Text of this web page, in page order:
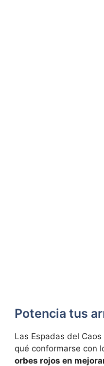
Potencia tus
Las Espadas del
qué conformarse con
orbes rojos en